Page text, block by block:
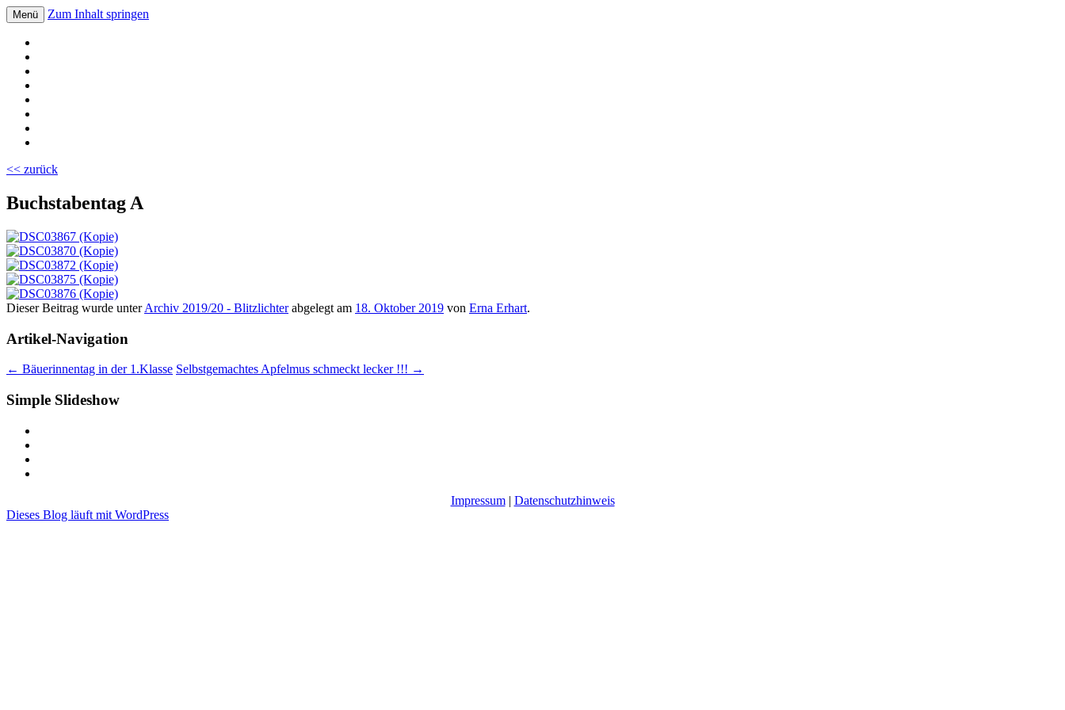
Volksschule Bad Blumau
Menü Zum Inhalt springen
<< zurück
Buchstabentag A
Dieser Beitrag wurde unterArchiv 2019/20 - Blitzlichterabgelegt am 18. Oktober 2019 von Erna Erhart.
Artikel-Navigation
← Bäuerinnentag in der 1.Klasse Selbstgemachtes Apfelmus schmeckt lecker !!! →
Simple Slideshow
Impressum| Datenschutzhinweis
Dieses Blog läuft mit WordPress